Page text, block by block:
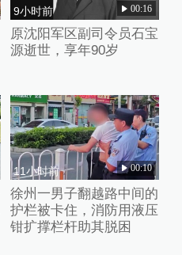
9小时前 00:16
原沈阳军区副司令员石宝
源逝世，享年90岁
11小时前 00:10
徐州一男子翻越路中间的
护栏被卡住，消防用液压
钳扩撑栏杆助其脱困